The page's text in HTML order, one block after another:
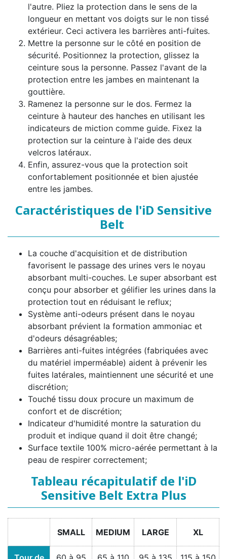
l'autre. Pliez la protection dans le sens de la
longueur en mettant vos doigts sur le non tissé
extérieur. Ceci activera les barrières anti-fuites.
Mettre la personne sur le côté en position de
sécurité. Positionnez la protection, glissez la
ceinture sous la personne. Passez l'avant de la
protection entre les jambes en maintenant la
gouttière.
Ramenez la personne sur le dos. Fermez la
ceinture à hauteur des hanches en utilisant les
indicateurs de miction comme guide. Fixez la
protection sur la ceinture à l'aide des deux
velcros latéraux.
Enfin, assurez-vous que la protection soit
confortablement positionnée et bien ajustée
entre les jambes.
Caractéristiques de l'iD Sensitive
Belt
La couche d'acquisition et de distribution
favorisent le passage des urines vers le noyau
absorbant multi-couches. Le super absorbant est
conçu pour absorber et gélifier les urines dans la
protection tout en réduisant le reflux;
Système anti-odeurs présent dans le noyau
absorbant prévient la formation ammoniac et
d'odeurs désagréables;
Barrières anti-fuites intégrées (fabriquées avec
du matériel imperméable) aident à prévenir les
fuites latérales, maintiennent une sécurité et une
discrétion;
Touché tissu doux procure un maximum de
confort et de discrétion;
Indicateur d'humidité montre la saturation du
produit et indique quand il doit être changé;
Surface textile 100% micro-aérée permettant à la
peau de respirer correctement;
Tableau récapitulatif de l'iD
Sensitive Belt Extra Plus
SMALL MEDIUM LARGE XL